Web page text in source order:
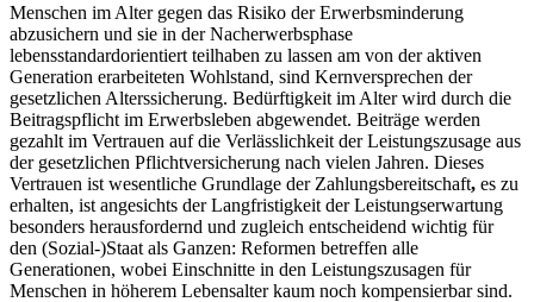
Menschen im Alter gegen das Risiko der Erwerbsminderung
abzusichern und sie in der Nacherwerbsphase
lebensstandardorientiert teilhaben zu lassen am von der aktiven
Generation erarbeiteten Wohlstand, sind Kernversprechen der
gesetzlichen Alterssicherung. Bedürftigkeit im Alter wird durch die
Beitragspflicht im Erwerbsleben abgewendet. Beiträge werden
gezahlt im Vertrauen auf die Verlässlichkeit der Leistungszusage aus
der gesetzlichen Pflichtversicherung nach vielen Jahren. Dieses
Vertrauen ist wesentliche Grundlage der Zahlungsbereitschaft, es zu
erhalten, ist angesichts der Langfristigkeit der Leistungserwartung
besonders herausfordernd und zugleich entscheidend wichtig für
den (Sozial-)Staat als Ganzen: Reformen betreffen alle
Generationen, wobei Einschnitte in den Leistungszusagen für
Menschen in höherem Lebensalter kaum noch kompensierbar sind.